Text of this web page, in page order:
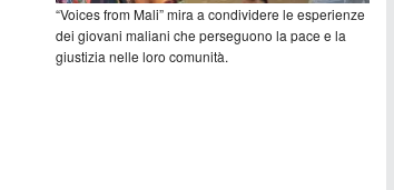
“Voices from Mali” mira a condividere le esperienze
dei giovani maliani che perseguono la pace e la
giustizia nelle loro comunità.